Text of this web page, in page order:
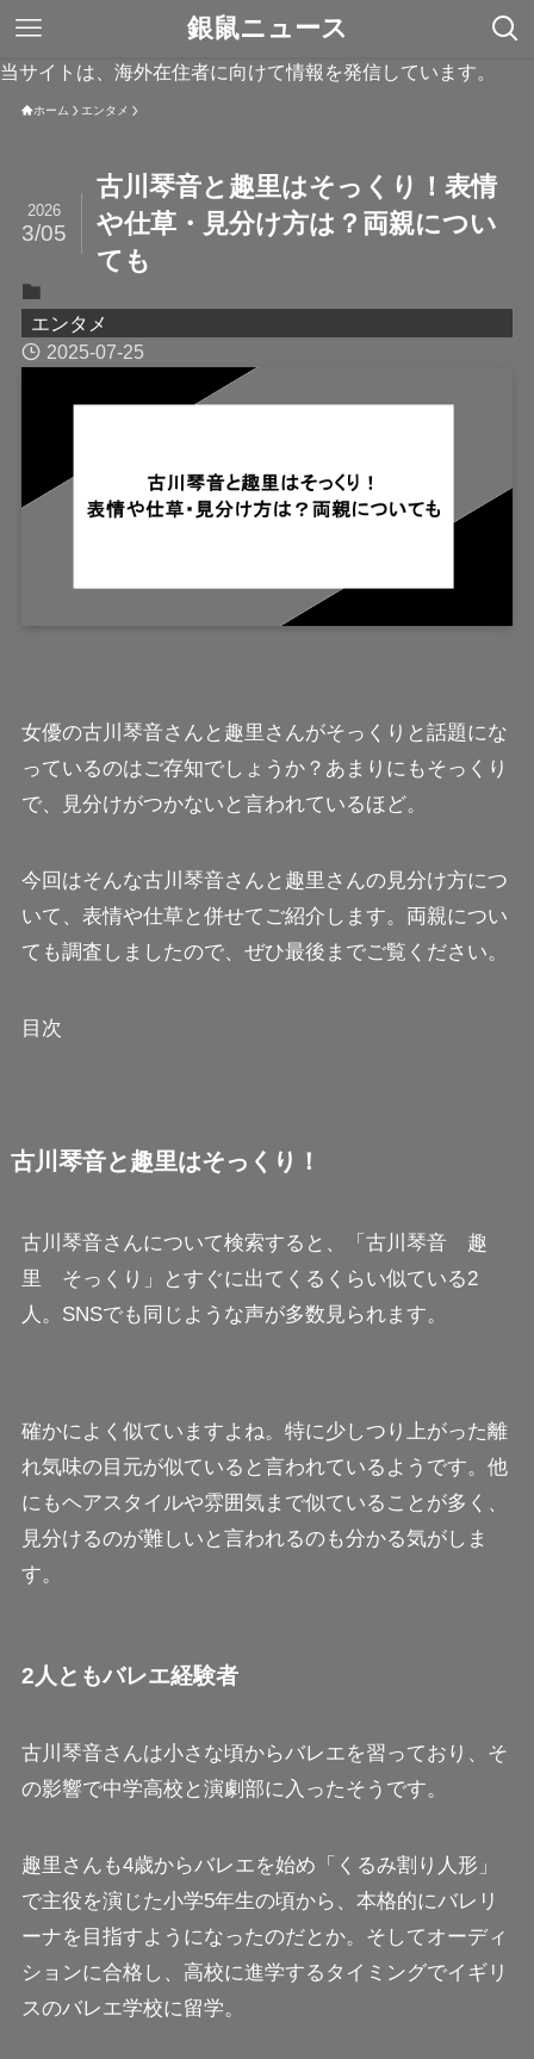
銀鼠ニュース
当サイトは、海外在住者に向けて情報を発信しています。
ホーム エンタメ
古川琴音と趣里はそっくり！表情
や仕草・見分け方は？両親につい
ても
2026
3/05
エンタメ
2025-07-25
女優の古川琴音さんと趣里さんがそっくりと話題にな
っているのはご存知でしょうか？あまりにもそっくり
で、見分けがつかないと言われているほど。
今回はそんな古川琴音さんと趣里さんの見分け方につ
いて、表情や仕草と併せてご紹介します。両親につい
ても調査しましたので、ぜひ最後までご覧ください。
目次
古川琴音と趣里はそっくり！
古川琴音さんについて検索すると、「古川琴音 趣
里 そっくり」とすぐに出てくるくらい似ている2
人。SNSでも同じような声が多数見られます。
確かによく似ていますよね。特に少しつり上がった離
れ気味の目元が似ていると言われているようです。他
にもヘアスタイルや雰囲気まで似ていることが多く、
見分けるのが難しいと言われるのも分かる気がしま
す。
2人ともバレエ経験者
古川琴音さんは小さな頃からバレエを習っており、そ
の影響で中学高校と演劇部に入ったそうです。
趣里さんも4歳からバレエを始め「くるみ割り人形」
で主役を演じた小学5年生の頃から、本格的にバレリ
ーナを目指すようになったのだとか。そしてオーディ
ションに合格し、高校に進学するタイミングでイギリ
スのバレエ学校に留学。